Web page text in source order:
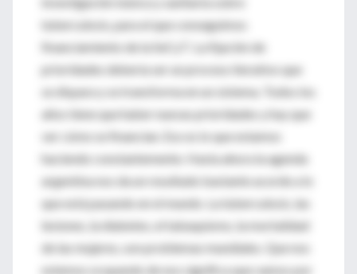
tuberculosis, para el que conseguimos
financiamiento de la SeCyT. La fijación de
prioridades debería ser un proceso iterativo que
se dispara y se transforma en un sistema. Todos los
años tiene que haber nuevas prioridades y hay que
ver cómo se financian. Eso es lo que estamos
haciendo constantemente. Hasta ahora la agenda
argentina nos da un resultado bastante acorde a lo
que está pasando en el mundo. La tuberculosis, las
lesiones, la diabetes, el tabaquismo, la mortalidad
de las mujeres, son problemas mundiales. Que nos
estemos ocupando de eso significa que vamos por